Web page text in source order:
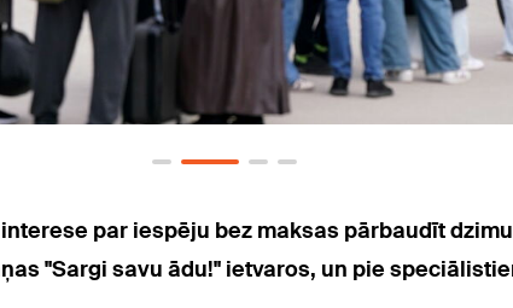
par iespēju bez maksas pārbaudīt
"Sargi savu ādu!" ietvaros, un pie